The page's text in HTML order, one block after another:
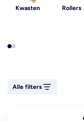
Kwasten Rollers
Alle filters